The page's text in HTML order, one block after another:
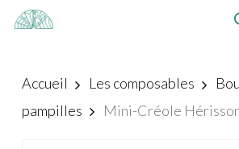
Skip
content
Accueil Les composables
pampilles
Mini-Créole